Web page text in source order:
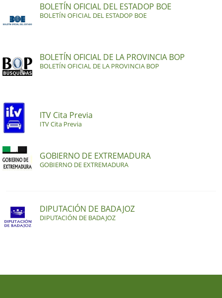
BOLETÍN OFICIAL DEL ESTADOP BOE
BOLETÍN OFICIAL DEL ESTADOP BOE
BOLETÍN OFICIAL DE LA PROVINCIA BOP
BOLETÍN OFICIAL DE LA PROVINCIA BOP
ITV Cita Previa
ITV Cita Previa
GOBIERNO DE EXTREMADURA
GOBIERNO DE EXTREMADURA
DIPUTACIÓN DE BADAJOZ
DIPUTACIÓN DE BADAJOZ